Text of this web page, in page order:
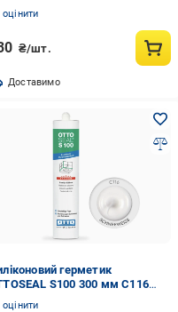
оцінити
₴/шт.
Доставимо
герметик
S100 300 мм С116
(S100C116)
оцінити